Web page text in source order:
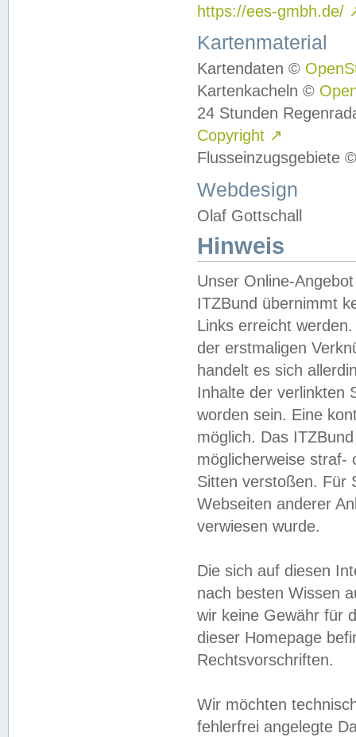
https://ees-gmbh.de/
Kartenmaterial
Kartendaten ©
Kartenkacheln ©
24 Stunden
Copyright ↗
Flusseinzugsgebiete
Webdesign
Olaf Gottschall
Hinweis
Unser Online-
ITZBund übernimmt
Links erreicht
der erstmaligen
handelt es sich
Inhalte der verlinkten
worden sein. Eine
möglich. Das
möglicherweise straf-
Sitten verstoßen. Für
Webseiten anderer
verwiesen wurde.
Die sich auf diesen
nach besten Wissen
wir keine Gewähr für
dieser Homepage
Rechtsvorschriften.
Wir möchten
fehlerfrei angelegte